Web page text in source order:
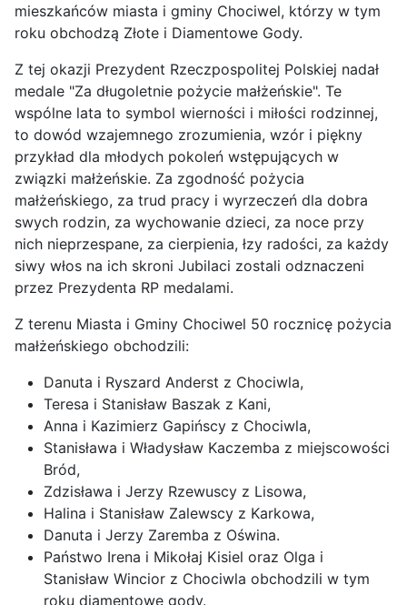
mieszkańców miasta i gminy Chociwel, którzy w tym
roku obchodzą Złote i Diamentowe Gody.
Z tej okazji Prezydent Rzeczpospolitej Polskiej nadał
medale "Za długoletnie pożycie małżeńskie". Te
wspólne lata to symbol wierności i miłości rodzinnej,
to dowód wzajemnego zrozumienia, wzór i piękny
przykład dla młodych pokoleń wstępujących w
związki małżeńskie. Za zgodność pożycia
małżeńskiego, za trud pracy i wyrzeczeń dla dobra
swych rodzin, za wychowanie dzieci, za noce przy
nich nieprzespane, za cierpienia, łzy radości, za każdy
siwy włos na ich skroni Jubilaci zostali odznaczeni
przez Prezydenta RP medalami.
Z terenu Miasta i Gminy Chociwel 50 rocznicę pożycia
małżeńskiego obchodzili:
Danuta i Ryszard Anderst z Chociwla,
Teresa i Stanisław Baszak z Kani,
Anna i Kazimierz Gapińscy z Chociwla,
Stanisława i Władysław Kaczemba z miejscowości
Bród,
Zdzisława i Jerzy Rzewuscy z Lisowa,
Halina i Stanisław Zalewscy z Karkowa,
Danuta i Jerzy Zaremba z Oświna.
Państwo Irena i Mikołaj Kisiel oraz Olga i
Stanisław Wincior z Chociwla obchodzili w tym
roku diamentowe gody.